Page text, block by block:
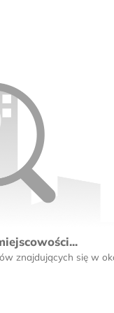
znajdujących się w